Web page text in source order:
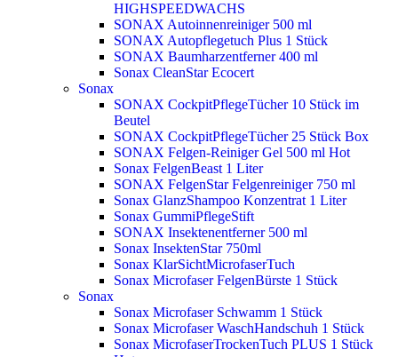
HIGHSPEEDWACHS
SONAX Autoinnenreiniger 500 ml
SONAX Autopflegetuch Plus 1 Stück
SONAX Baumharzentferner 400 ml
Sonax CleanStar Ecocert
Sonax
SONAX CockpitPflegeTücher 10 Stück im
Beutel
SONAX CockpitPflegeTücher 25 Stück Box
SONAX Felgen-Reiniger Gel 500 ml Hot
Sonax FelgenBeast 1 Liter
SONAX FelgenStar Felgenreiniger 750 ml
Sonax GlanzShampoo Konzentrat 1 Liter
Sonax GummiPflegeStift
SONAX Insektenentferner 500 ml
Sonax InsektenStar 750ml
Sonax KlarSichtMicrofaserTuch
Sonax Microfaser FelgenBürste 1 Stück
Sonax
Sonax Microfaser Schwamm 1 Stück
Sonax Microfaser WaschHandschuh 1 Stück
Sonax MicrofaserTrockenTuch PLUS 1 Stück